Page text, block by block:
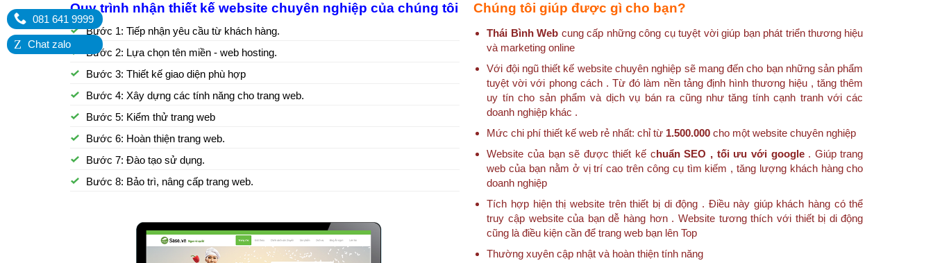
081 641 9999
Z Chat zalo
Quy trình nhận thiết kế website chuyên nghiệp của chúng tôi
Bước 1: Tiếp nhận yêu cầu từ khách hàng.
Bước 2: Lựa chọn tên miền - web hosting.
Bước 3: Thiết kế giao diện phù hợp
Bước 4: Xây dựng các tính năng cho trang web.
Bước 5: Kiểm thử trang web
Bước 6: Hoàn thiện trang web.
Bước 7: Đào tạo sử dụng.
Bước 8: Bảo trì, nâng cấp trang web.
Chúng tôi giúp được gì cho bạn?
Thái Bình Web cung cấp những công cụ tuyệt vời giúp bạn phát triển thương hiệu
và marketing online
Với đội ngũ thiết kế website chuyên nghiệp sẽ mang đến cho bạn những sản phẩm
tuyệt vời với phong cách . Từ đó làm nền tảng định hình thương hiệu , tăng thêm
uy tín cho sản phẩm và dịch vụ bán ra cũng như tăng tính cạnh tranh với các
doanh nghiệp khác .
Mức chi phí thiết kế web rẻ nhất: chỉ từ 1.500.000 cho một website chuyên nghiệp
Website của bạn sẽ được thiết kế chuẩn SEO , tối ưu với google. Giúp trang
web của bạn nằm ở vị trí cao trên công cụ tìm kiếm , tăng lượng khách hàng cho
doanh nghiệp
Tích hợp hiện thị website trên thiết bị di động . Điều này giúp khách hàng có thể
truy cập website của bạn dễ hàng hơn . Website tương thích với thiết bị di động
cũng là điều kiện cần để trang web bạn lên Top
Thường xuyên cập nhật và hoàn thiện tính năng